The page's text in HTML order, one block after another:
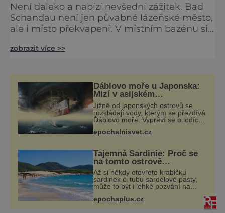
Není daleko a nabízí nevšední zážitek. Bad
Schandau není jen půvabné lázeňské město,
ale i místo překvapení. V místním bazénu si
vodě. Nádherně osvěžující místo leží jen 8
I proto je pravděpodobné, že v jeho
bazénech
zobrazit více >>
Ďáblovo moře u Japonska:
Mizí v asijském
Bermudském trojúhelníku
lodě ve spárech neznámé
síly?
Jižně od japonských ostrovů se
rozkládají vody, kterým se přezdívá
Ďáblovo moře. Vypráví se o lodích
světlech, zrádných proudech i
epochalnisvet.cz
Tajemná Sardinie: Proč se
na tomto ostrově
nedoporučuje pytlovat
„mořské brambory“?
Až si někdy otevřete krabičku
sardinek či tubu sardelové pasty,
může to být i lehké pozvání na
moře, na ostrov hrdých Sardů.
epochaplus.cz